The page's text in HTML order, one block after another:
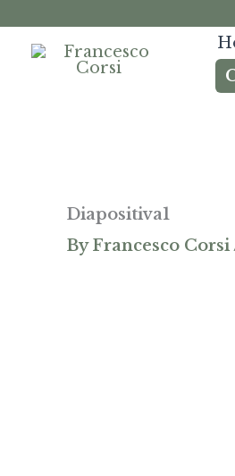
content
Diapositiva1
ByFrancesco Corsi